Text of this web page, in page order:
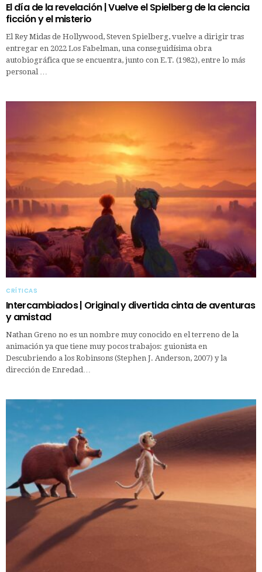
El día de la revelación | Vuelve el Spielberg de la ciencia
ficción y el misterio
El Rey Midas de Hollywood, Steven Spielberg, vuelve a dirigir tras
entregar en 2022 Los Fabelman, una conseguidísima obra
autobiográfica que se encuentra, junto con E.T. (1982), entre lo más
personal …
CRÍTICAS
Intercambiados | Original y divertida cinta de aventuras
y amistad
Nathan Greno no es un nombre muy conocido en el terreno de la
animación ya que tiene muy pocos trabajos: guionista en
Descubriendo a los Robinsons (Stephen J. Anderson, 2007) y la
dirección de Enredad…